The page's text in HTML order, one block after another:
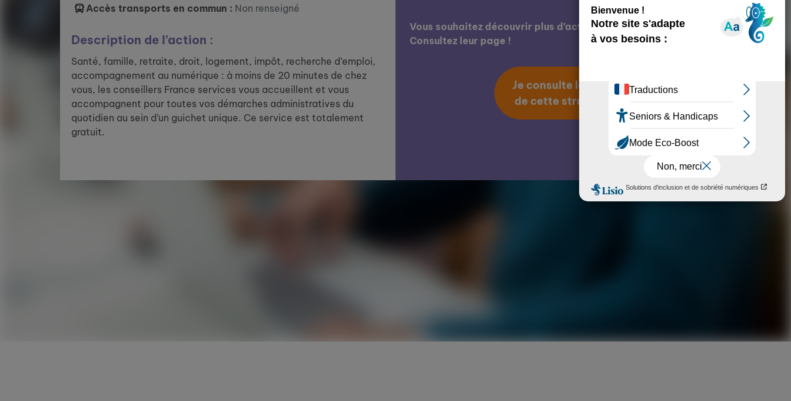
Accès transports en commun : Non renseigné
Description de l’action :
Santé, famille, retraite, droit, logement, impôt, recherche d’emploi,
accompagnement au numérique : à moins de 20 minutes de chez
vous, les conseillers France services vous accueillent et vous
accompagnent pour toutes vos démarches administratives du
quotidien au sein d’un guichet unique. Ce service est totalement
gratuit.
Vous souhaitez découvrir plus d’actions de cette structure ?
Consultez leur page !
Je consulte la page
de cette structure